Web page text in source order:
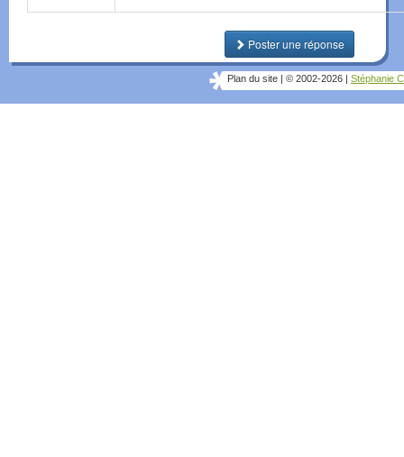
Poster une réponse
Plan du site © 2002-2026 Stéphanie C